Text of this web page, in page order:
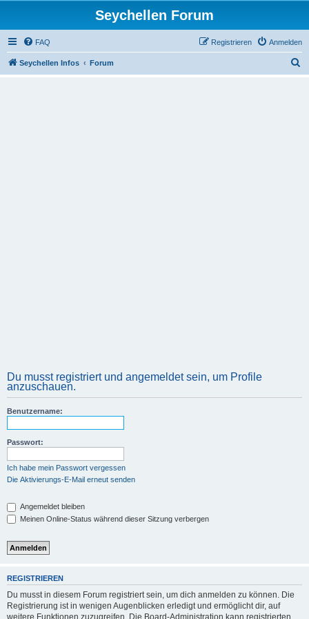
Seychellen Forum
FAQ Anmelden
Registrieren
Seychellen Infos Forum
Du musst registriert und angemeldet sein, um Profile
anzuschauen.
Benutzername:
Passwort:
Ich habe mein Passwort vergessen
Die Aktivierungs-E-Mail erneut senden
Angemeldet bleiben
Meinen Online-Status während dieser Sitzung verbergen
REGISTRIEREN
Du musst in diesem Forum registriert sein, um dich anmelden zu können. Die
Registrierung ist in wenigen Augenblicken erledigt und ermöglicht dir, auf
weitere Funktionen zuzugreifen. Die Board-Administration kann registrierten